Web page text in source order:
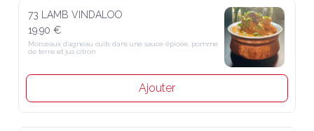
73 LAMB VINDALOO
19.90 €
Morceaux d’agneau cuits dans une sauce épicée, pomme
de terre et jus citron
Ajouter